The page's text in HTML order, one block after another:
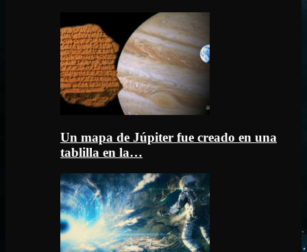
Un mapa de Júpiter fue creado en una
tablilla en la…